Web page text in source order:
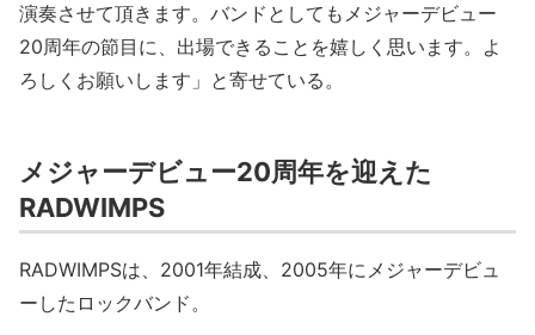
演奏させて頂きます。バンドとしてもメジャーデビュー
20周年の節目に、出場できることを嬉しく思います。よ
ろしくお願いします」と寄せている。
メジャーデビュー20周年を迎えた
RADWIMPS
RADWIMPSは、2001年結成、2005年にメジャーデビュ
ーしたロックバンド。